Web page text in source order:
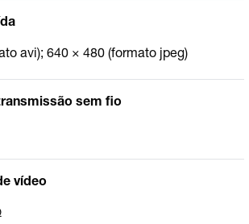
avi); 640 × 480 (formato jpeg)
sem fio
vídeo